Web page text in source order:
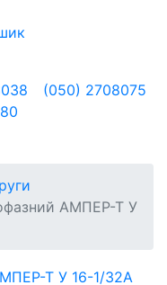
(050) 2708075
АМПЕР-Т У